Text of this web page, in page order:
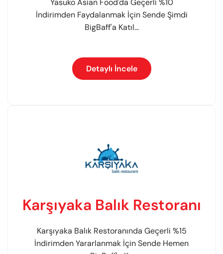
Yasuko Asian Food'da Geçerli %10
İndirimden Faydalanmak İçin Sende Şimdi
BigBaff'a Katıl...
Detaylı İncele
Karşıyaka Balık Restoranı
Karşıyaka Balık Restoranında Geçerli %15
İndirimden Yararlanmak İçin Sende Hemen